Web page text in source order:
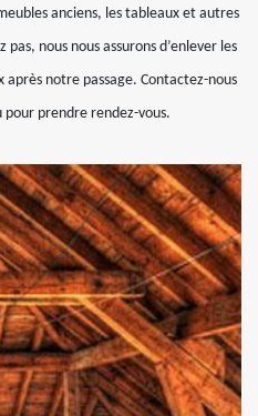
anciens, les tableaux et autres
nous nous assurons d’enlever les
notre passage. Contactez-nous
pour prendre rendez-vous.